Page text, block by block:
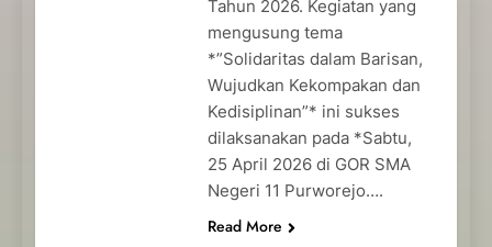
Tahun 2026. Kegiatan yang
mengusung tema
*”Solidaritas dalam Barisan,
Wujudkan Kekompakan dan
Kedisiplinan”* ini sukses
dilaksanakan pada *Sabtu,
25 April 2026 di GOR SMA
Negeri 11 Purworejo….
Read More